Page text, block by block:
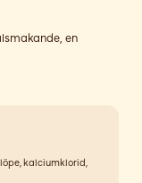
en
kalciumklorid,